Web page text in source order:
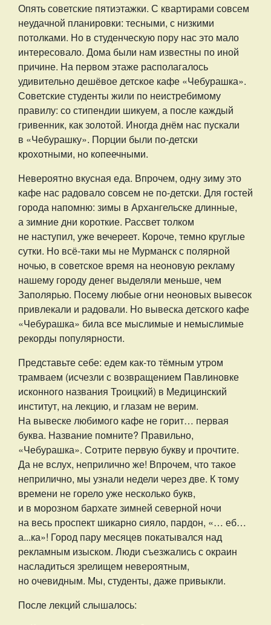
Опять советские пятиэтажки. С квартирами совсем
неудачной планировки: тесными, с низкими
потолками. Но в студенческую пору нас это мало
интересовало. Дома были нам известны по иной
причине. На первом этаже располагалось
удивительно дешёвое детское кафе «Чебурашка».
Советские студенты жили по неистребимому
правилу: со стипендии шикуем, а после каждый
гривенник, как золотой. Иногда днём нас пускали
в «Чебурашку». Порции были по-детски
крохотными, но копеечными.
Невероятно вкусная еда. Впрочем, одну зиму это
кафе нас радовало совсем не по-детски. Для гостей
города напомню: зимы в Архангельске длинные,
а зимние дни короткие. Рассвет толком
не наступил, уже вечереет. Короче, темно круглые
сутки. Но всё-таки мы не Мурманск с полярной
ночью, в советское время на неоновую рекламу
нашему городу денег выделяли меньше, чем
Заполярью. Посему любые огни неоновых вывесок
привлекали и радовали. Но вывеска детского кафе
«Чебурашка» била все мыслимые и немыслимые
рекорды популярности.
Представьте себе: едем как-то тёмным утром
трамваем (исчезли с возвращением Павлиновке
исконного названия Троицкий) в Медицинский
институт, на лекцию, и глазам не верим.
На вывеске любимого кафе не горит… первая
буква. Название помните? Правильно,
«Чебурашка». Сотрите первую букву и прочтите.
Да не вслух, неприлично же! Впрочем, что такое
неприлично, мы узнали недели через две. К тому
времени не горело уже несколько букв,
и в морозном бархате зимней северной ночи
на весь проспект шикарно сияло, пардон, «… еб…
а...ка»! Город пару месяцев покатывался над
рекламным изыском. Люди съезжались с окраин
насладиться зрелищем невероятным,
но очевидным. Мы, студенты, даже привыкли.
После лекций слышалось: